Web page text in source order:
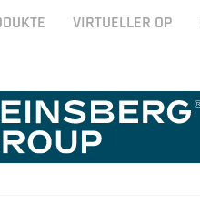
VIRTUELLER OP